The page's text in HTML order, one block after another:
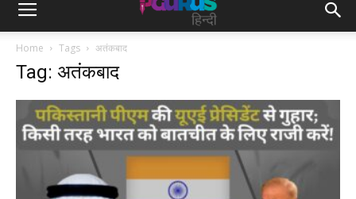
Home Tags अतंकबाद
Tag: अतंकबाद